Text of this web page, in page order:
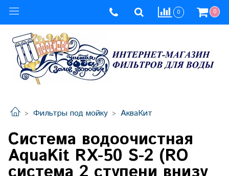
0 0
Фильтры под мойку АкваКит
Система водоочистная
AquaKit RX-50 S-2 (RO